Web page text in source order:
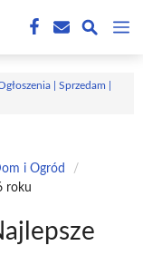
| Sprzedam |
i Ogród
/
roku